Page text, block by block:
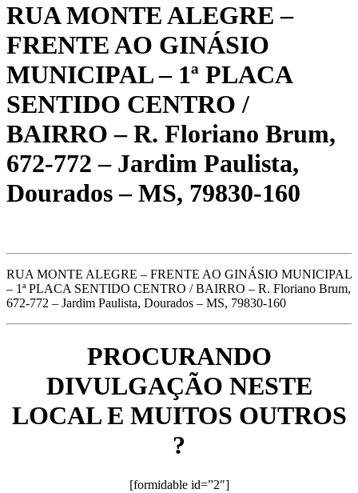
RUA MONTE ALEGRE –
FRENTE AO GINÁSIO
MUNICIPAL – 1ª PLACA
SENTIDO CENTRO /
BAIRRO – R. Floriano Brum,
672-772 – Jardim Paulista,
Dourados – MS, 79830-160
RUA MONTE ALEGRE – FRENTE AO GINÁSIO MUNICIPAL
– 1ª PLACA SENTIDO CENTRO / BAIRRO – R. Floriano Brum,
672-772 – Jardim Paulista, Dourados – MS, 79830-160
PROCURANDO
DIVULGAÇÃO NESTE
LOCAL E MUITOS OUTROS
?
[formidable id=”2″]